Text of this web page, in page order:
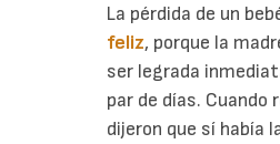
La pérdida de un
feliz, porque la
ser legrada
par de días.
dijeron que sí había